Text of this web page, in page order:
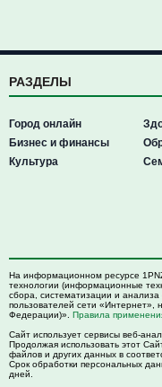
РАЗДЕЛЫ
Город онлайн
Бизнес и финансы
Культура
На информационном ресурсе
технологии (информационные
сбора, систематизации и
пользователей сети «Интернет»,
Федерации)». Правила
Сайт использует сервисы веб-
Продолжая использовать этот
файлов и других данных в
Срок обработки персональных
дней.